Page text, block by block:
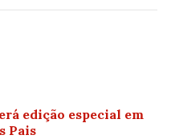
edição especial em
Pais